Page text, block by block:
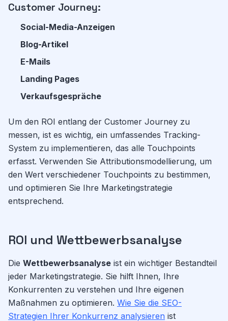
Customer Journey:
Social-Media-Anzeigen
Blog-Artikel
E-Mails
Landing Pages
Verkaufsgespräche
Um den ROI entlang der Customer Journey zu
messen, ist es wichtig, ein umfassendes Tracking-
System zu implementieren, das alle Touchpoints
erfasst. Verwenden Sie Attributionsmodellierung, um
den Wert verschiedener Touchpoints zu bestimmen,
und optimieren Sie Ihre Marketingstrategie
entsprechend.
ROI und Wettbewerbsanalyse
Die Wettbewerbsanalyse ist ein wichtiger Bestandteil
jeder Marketingstrategie. Sie hilft Ihnen, Ihre
Konkurrenten zu verstehen und Ihre eigenen
Maßnahmen zu optimieren. Wie Sie die SEO-
Strategien Ihrer Konkurrenz analysieren ist